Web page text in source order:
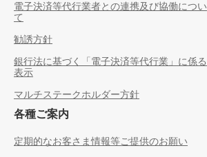
電子決済等代行業者との連携及び協働につい
て
勧誘方針
銀行法に基づく「電子決済等代行業」に係る
表示
マルチステークホルダー方針
各種ご案内
定期的なお客さま情報等ご提供のお願い